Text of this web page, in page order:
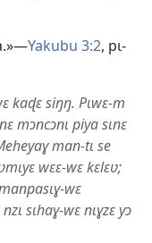
Yakubu 3:2, pɩ-
kaɖɛ siŋŋ. Pɩwɛ-m
mɔncɔnɩ piya sɩnɛ
man-tɩ se
wɛɛ-wɛ kɛlɛʋ;
wɛ
sɩhaɣ-wɛ nɩɣzɛ yɔ